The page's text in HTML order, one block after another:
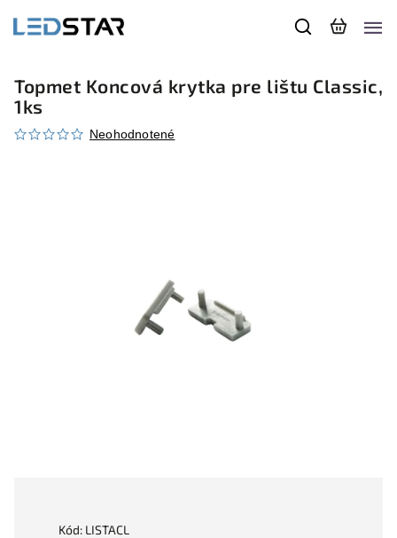
Topmet Koncová krytka pre lištu Classic,
1ks
Neohodnotené
Kód: LISTACL